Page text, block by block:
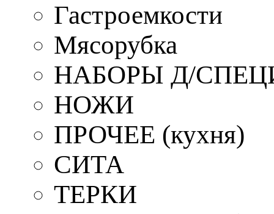
Гастроемкости
Мясорубка
НАБОРЫ Д/
НОЖИ
ПРОЧЕЕ (кухня)
СИТА
ТЕРКИ